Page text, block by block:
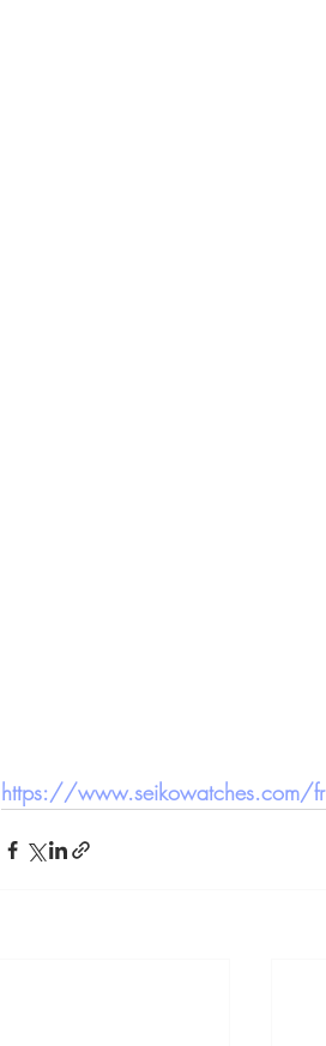
https://www.seikowatches.com/fr